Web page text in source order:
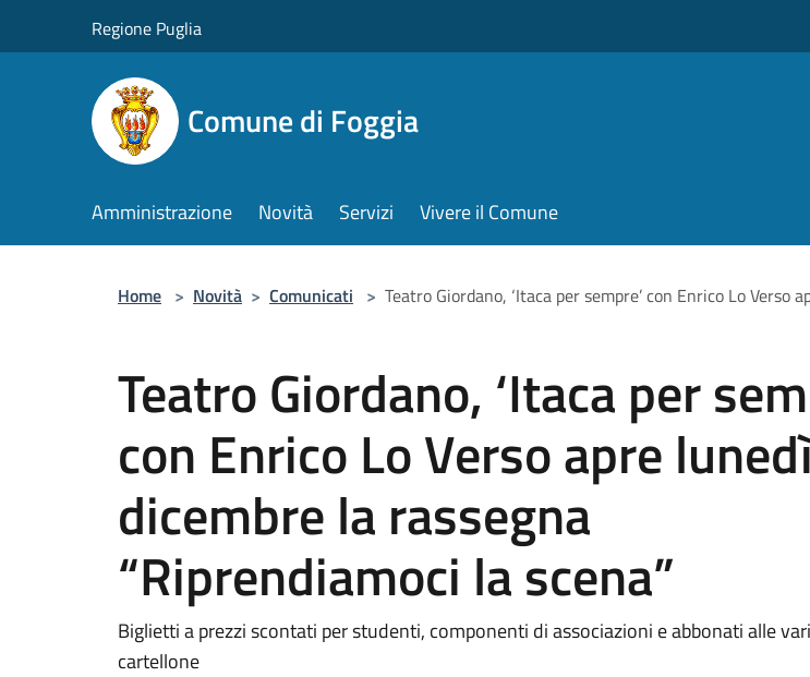
Regione Puglia
Comune di Foggia
Amministrazione Novità Servizi Vivere il Comune
Home > Novità > Comunicati > Teatro Giordano, ‘Itaca per sempre’ con Enrico Lo
Teatro Giordano, ‘Itaca per
con Enrico Lo Verso apre
dicembre la rassegna
“Riprendiamoci la scena”
Biglietti a prezzi scontati per studenti, componenti di associazioni e abbonati alle
cartellone